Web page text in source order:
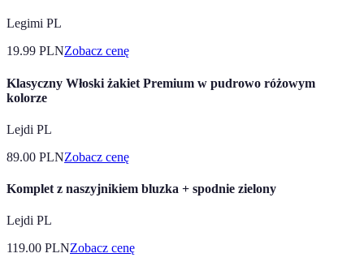
Legimi PL
19.99 PLNZobacz cenę
Klasyczny Włoski żakiet Premium w pudrowo różowym
kolorze
Lejdi PL
89.00 PLNZobacz cenę
Komplet z naszyjnikiem bluzka + spodnie zielony
Lejdi PL
119.00 PLNZobacz cenę